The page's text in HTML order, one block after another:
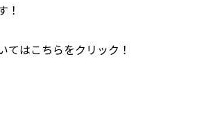
！
てはこちらをクリック！